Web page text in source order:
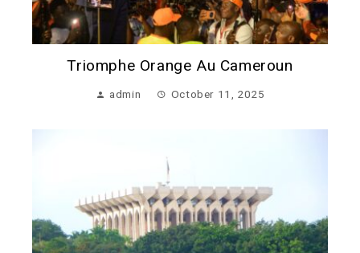
Triomphe Orange Au Cameroun
admin October 11, 2025